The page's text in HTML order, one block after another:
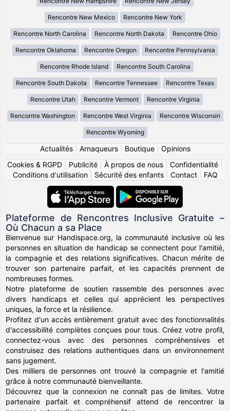
Rencontre New Mexico Rencontre New York
Rencontre North Carolina Rencontre North Dakota Rencontre Ohio
Rencontre Oklahoma Rencontre Oregon Rencontre Pennsylvania
Rencontre Rhode Island Rencontre South Carolina
Rencontre South Dakota Rencontre Tennessee Rencontre Texas
Rencontre Utah Rencontre Vermont Rencontre Virginia
Rencontre Washington Rencontre West Virginia Rencontre Wisconsin
Rencontre Wyoming
Actualités| Arnaqueurs| Boutique| Opinions
Cookies & RGPD
Publicité À propos de nous Confidentialité
Conditions d'utilisation| Sécurité des enfants| Contact| FAQ
Plateforme de Rencontres Inclusive Gratuite –
Où Chacun a sa Place
Bienvenue sur Handispace.org, la communauté inclusive où les
personnes en situation de handicap se connectent pour l'amitié,
la compagnie et des relations significatives. Chacun mérite de
trouver son partenaire parfait, et les capacités prennent de
nombreuses formes.
Notre plateforme de soutien rassemble des personnes avec
divers handicaps et celles qui apprécient les perspectives
uniques, la force et la résilience.
Profitez d'un accès entièrement gratuit avec des fonctionnalités
d'accessibilité complètes conçues pour tous. Créez votre profil,
connectez-vous avec des personnes compréhensives et
construisez des relations authentiques dans un environnement
sans jugement.
Des milliers de personnes ont trouvé la compagnie et l'amitié
grâce à notre communauté bienveillante.
Découvrez que la connexion ne connaît pas de limites. Votre
partenaire parfait et compréhensif attend de rencontrer la